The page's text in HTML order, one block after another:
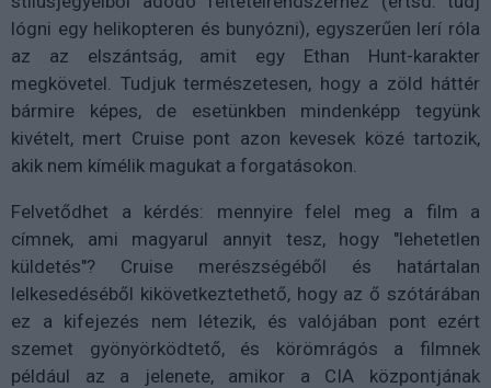
lógni egy helikopteren és bunyózni), egyszerűen lerí róla
az az elszántság, amit egy Ethan Hunt-karakter
megkövetel. Tudjuk természetesen, hogy a zöld háttér
bármire képes, de esetünkben mindenképp tegyünk
kivételt, mert Cruise pont azon kevesek közé tartozik,
akik nem kímélik magukat a forgatásokon.
Felvetődhet a kérdés: mennyire felel meg a film a
címnek, ami magyarul annyit tesz, hogy "lehetetlen
küldetés"? Cruise merészségéből és határtalan
lelkesedéséből kikövetkeztethető, hogy az ő szótárában
ez a kifejezés nem létezik, és valójában pont ezért
szemet gyönyörködtető, és körömrágós a filmnek
például az a jelenete, amikor a CIA központjának